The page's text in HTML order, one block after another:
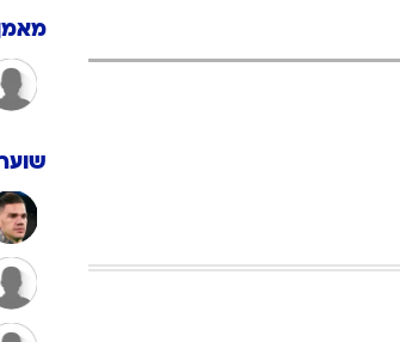
החידה של
כתבו לנו
מאמן